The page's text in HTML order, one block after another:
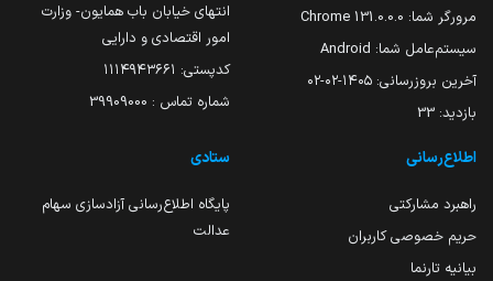
مرورگر شما: 131.0.0.0 Chrome
سیستم‌عامل شما: Android
آخرین بروزرسانی: ۱۴۰۵-۰۲-۰۲
بازدید: 33
انتهای خیابان باب همایون- وزارت
امور اقتصادی و دارایی
کدپستی: ۱۱۱۴۹۴۳۶۶۱
شماره تماس : 39909000
اطلاع‌رسانی
راهبرد مشارکتی
حریم خصوصی کاربران
بیانیه تارنما
ستادی
پایگاه اطلاع‌رسانی آزادسازی سهام
عدالت